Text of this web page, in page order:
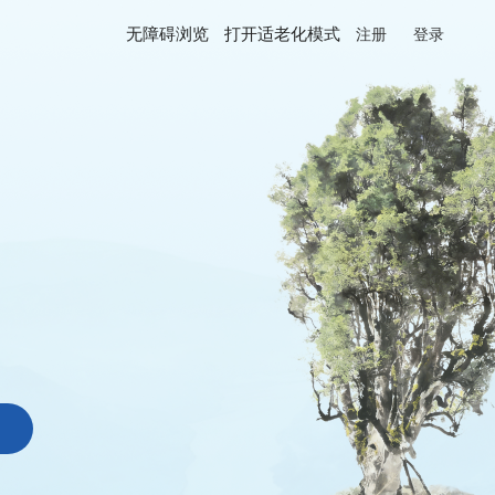
无障碍浏览 打开适老化模式 注册 登录